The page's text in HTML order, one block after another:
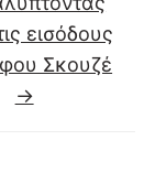
εισόδους
Σκουζέ
→